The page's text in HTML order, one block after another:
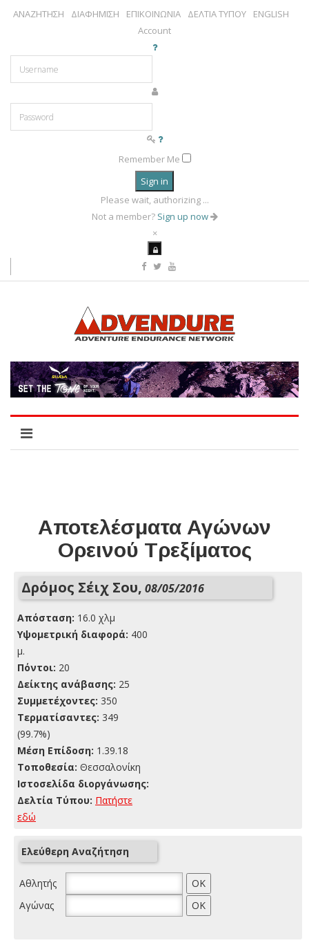
ΑΝΑΖΗΤΗΣΗ ΔΙΑΦΗΜΙΣΗ ΕΠΙΚΟΙΝΩΝΙΑ ΔΕΛΤΙΑ ΤΥΠΟΥ
ENGLISH
Account
Remember Me
Sign in
Please wait, authorizing ...
Not a member? Sign up now
×
Αποτελέσματα Αγώνων
Ορεινού Τρεξίματος
Δρόμος Σέιχ Σου, 08/05/2016
Απόσταση: 16.0 χλμ
Yψομετρική διαφορά: 400
μ.
Πόντοι: 20
Δείκτης ανάβασης: 25
Συμμετέχοντες: 350
Τερματίσαντες: 349
(99.7%)
Μέση Επίδοση: 1.39.18
Τοποθεσία: Θεσσαλονίκη
Ιστοσελίδα διοργάνωσης:
Δελτία Τύπου: Πατήστε
εδώ
Ελεύθερη Αναζήτηση
Αθλητής
Αγώνας